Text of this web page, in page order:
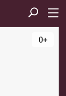
0+